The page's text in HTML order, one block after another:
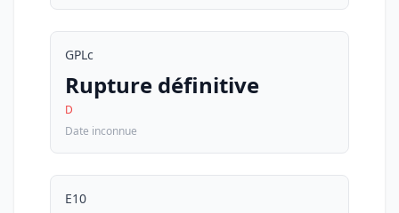
GPLc
Rupture définitive
D
Date inconnue
E10